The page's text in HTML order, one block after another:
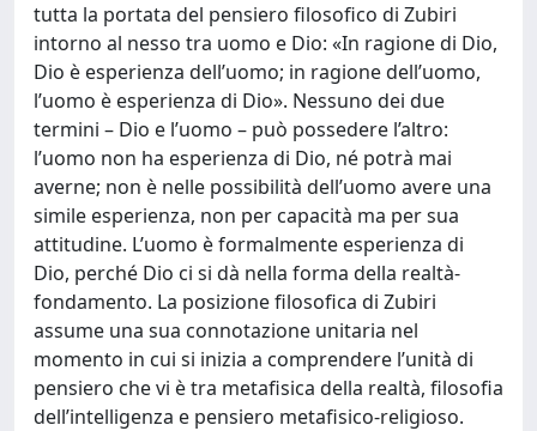
tutta la portata del pensiero filosofico di Zubiri
intorno al nesso tra uomo e Dio: «In ragione di Dio,
Dio è esperienza dell’uomo; in ragione dell’uomo,
l’uomo è esperienza di Dio». Nessuno dei due
termini – Dio e l’uomo – può possedere l’altro:
l’uomo non ha esperienza di Dio, né potrà mai
averne; non è nelle possibilità dell’uomo avere una
simile esperienza, non per capacità ma per sua
attitudine. L’uomo è formalmente esperienza di
Dio, perché Dio ci si dà nella forma della realtà-
fondamento. La posizione filosofica di Zubiri
assume una sua connotazione unitaria nel
momento in cui si inizia a comprendere l’unità di
pensiero che vi è tra metafisica della realtà, filosofia
dell’intelligenza e pensiero metafisico-religioso.